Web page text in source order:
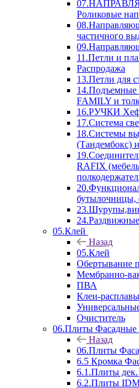
Роликовые
частичного
11.Петли и
Распродажа
13.Петли для
14.Подъемные
FAMILY и
16.РУЧКИ
17.Система
18.Системы
(Тандембокс)
RAFIX
бутылочницы,
05.Клей
Назад
05.Клей
Обертывание
Мембранно-
ПВА
Клеи-
Очиститель
06.Плиты Фасадные
Назад
06.Плиты
6.5 Кромка
6.1.Плиты дек.
6.2.Плиты